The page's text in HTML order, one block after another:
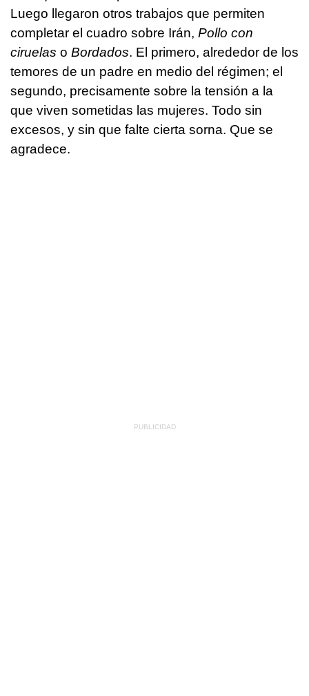
Luego llegaron otros trabajos que permiten
completar el cuadro sobre Irán, Pollo con
ciruelas o Bordados. El primero, alrededor de los
temores de un padre en medio del régimen; el
segundo, precisamente sobre la tensión a la
que viven sometidas las mujeres. Todo sin
excesos, y sin que falte cierta sorna. Que se
agradece.